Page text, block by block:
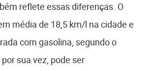
reflete essas diferenças. O
média de 18,5 km/l na cidade e
com gasolina, segundo o
sua vez, pode ser